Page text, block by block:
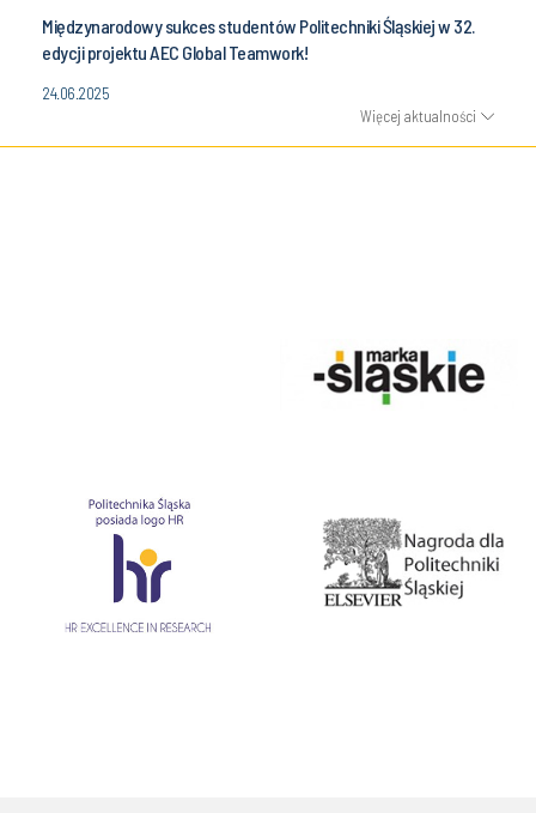
Międzynarodowy sukces studentów Politechniki Śląskiej w 32.
edycji projektu AEC Global Teamwork!
24.06.2025
Więcej aktualności